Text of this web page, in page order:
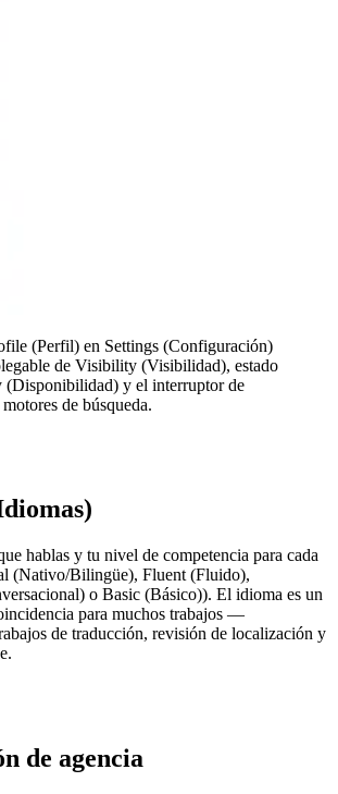
(Perfil) en Settings (Configuración)
de Visibility (Visibilidad), estado
(Disponibilidad) y el interruptor de
de búsqueda.
hablas y tu nivel de competencia para cada
(Nativo/Bilingüe), Fluent (Fluido),
o Basic (Básico)). El idioma es un
para muchos trabajos —
de traducción, revisión de localización y
de agencia